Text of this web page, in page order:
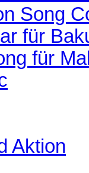
Song
für
für
Aktion